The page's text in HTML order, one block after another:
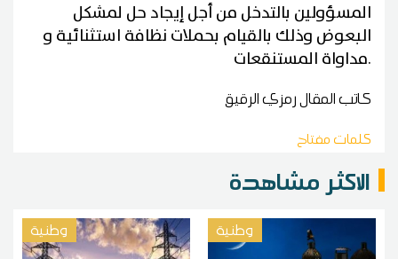
المسؤولين بالتدخل من أجل إيجاد حل لمشكل
البعوض وذلك بالقيام بحملات نظافة استثنائية و
مداواة المستنقعات.
كاتب المقالرمزي الرقيق
كلمات مفتاح
الاكثر مشاهدة
وطنية وطنية